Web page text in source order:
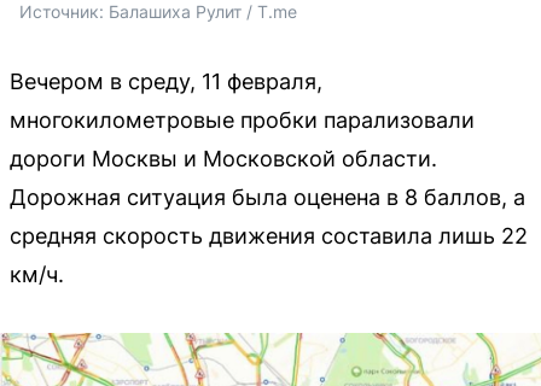
Источник: Балашиха Рулит / T.me
Вечером в среду, 11 февраля,
многокилометровые пробки парализовали
дороги Москвы и Московской области.
Дорожная ситуация была оценена в 8 баллов, а
средняя скорость движения составила лишь 22
км/ч.